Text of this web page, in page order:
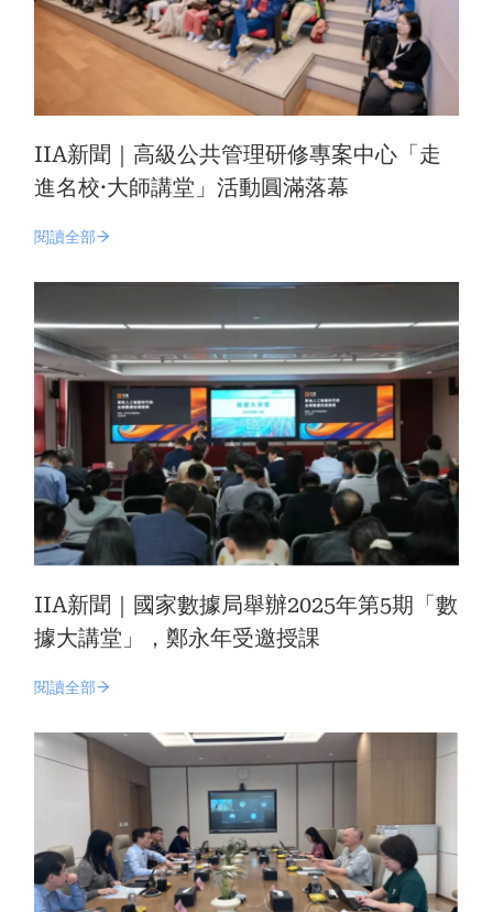
IIA新聞｜高級公共管理研修專案中心「走
進名校·大師講堂」活動圓滿落幕
閱讀全部
IIA新聞｜國家數據局舉辦2025年第5期「數
據大講堂」，鄭永年受邀授課
閱讀全部